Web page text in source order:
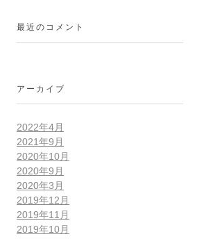
最近のコメント
アーカイブ
2022年4月
2021年9月
2020年10月
2020年9月
2020年3月
2019年12月
2019年11月
2019年10月